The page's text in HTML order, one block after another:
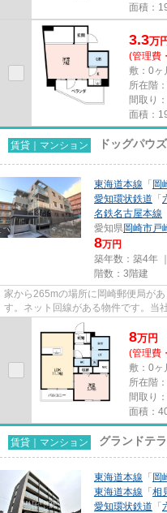
面積：
3.3万
(管理費
敷：0ヶ
所在階
間取り
面積：
賃貸｜マンション ドッグパウ
東海道本線 「 岡
愛知環状鉄道 「
名鉄名古屋本線
愛知県岡崎市戸
8万円
築年数：築4年
階数：3階建
家から265mの場所に岡崎郵便局が
す。ネット回線がある物件です。当
ぜひ一度ご覧ください。岡崎市...
8万円
(管理費
敷：0ヶ
所在階
間取り
面積：
賃貸｜マンション グランドテ
東海道本線 「 岡
東海道本線 「 相
愛知環状鉄道 「